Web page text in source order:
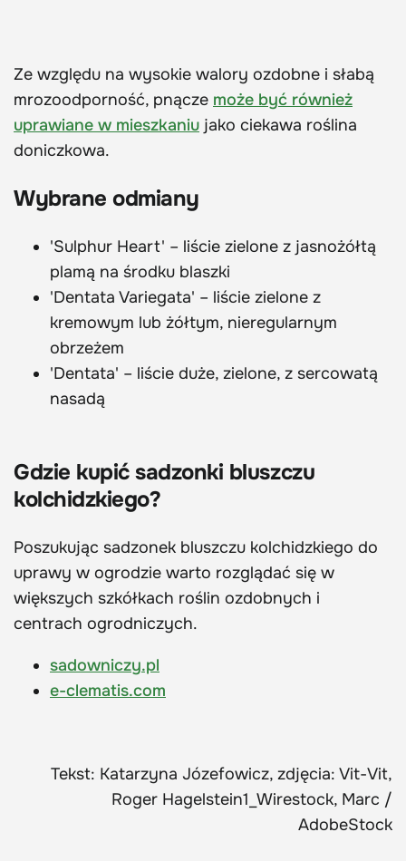
Ze względu na wysokie walory ozdobne i słabą
mrozoodporność, pnącze może być również
uprawiane w mieszkaniu jako ciekawa roślina
doniczkowa.
Wybrane odmiany
'Sulphur Heart' – liście zielone z jasnożółtą
plamą na środku blaszki
'Dentata Variegata' – liście zielone z
kremowym lub żółtym, nieregularnym
obrzeżem
'Dentata' – liście duże, zielone, z sercowatą
nasadą
Gdzie kupić sadzonki bluszczu
kolchidzkiego?
Poszukując sadzonek bluszczu kolchidzkiego do
uprawy w ogrodzie warto rozglądać się w
większych szkółkach roślin ozdobnych i
centrach ogrodniczych.
sadowniczy.pl
e-clematis.com
Tekst: Katarzyna Józefowicz, zdjęcia: Vit-Vit,
Roger Hagelstein1_Wirestock, Marc /
AdobeStock